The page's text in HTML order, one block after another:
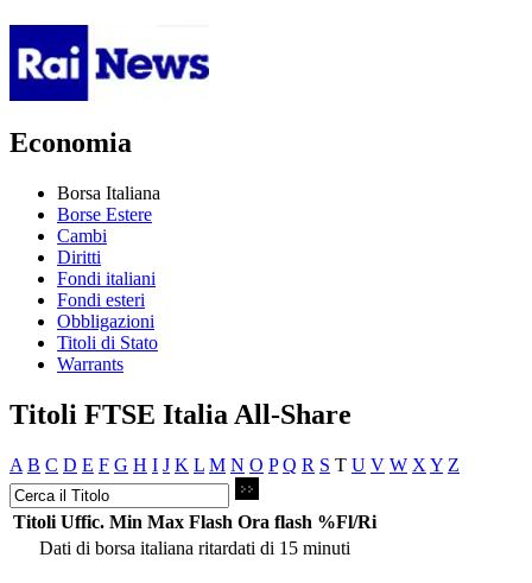
Economia
Borsa Italiana
Borse Estere
Cambi
Diritti
Fondi italiani
Fondi esteri
Obbligazioni
Titoli di Stato
Warrants
Titoli FTSE Italia All-Share
A B C D E F G H I J K L M N O P Q R S T U V W X Y Z
Titoli Uffic. Min Max Flash Ora flash %Fl/Ri
Dati di borsa italiana ritardati di 15 minuti